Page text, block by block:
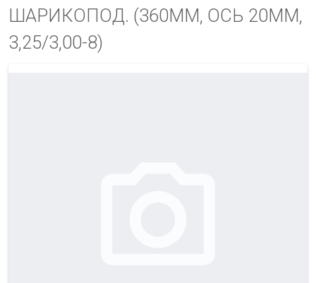
ШАРИКОПОД. (360ММ, ОСЬ 20ММ,
3,25/3,00-8)